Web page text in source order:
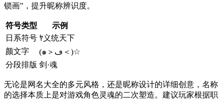
锁画”，提升昵称辨识度。
符号类型
示例
日系符号 ﾔ义统天下
颜文字
(๑＞ڡ＜)☆
分段排版 剑·魂
无论是网名大全的多元风格，还是昵称设计的详细创意，名称
的选择本质上是对游戏角色灵魂的二次塑造。建议玩家根据职